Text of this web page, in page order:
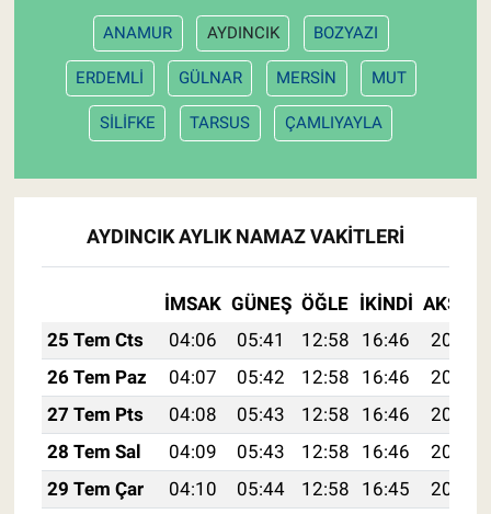
ANAMUR AYDINCIK BOZYAZI
ERDEMLİ GÜLNAR MERSİN MUT
SİLİFKE TARSUS ÇAMLIYAYLA
AYDINCIK AYLIK NAMAZ VAKITLERI
İMSAK GÜNEŞ ÖĞLE İKINDI AKŞAM
25 Tem Cts
04:06 05:41 12:58 16:46
20:05
26 Tem Paz
04:07 05:42 12:58 16:46
20:05
27 Tem Pts
04:08 05:43 12:58 16:46
20:04
28 Tem Sal
04:09 05:43 12:58 16:46
20:03
29 Tem Çar
04:10 05:44 12:58 16:45
20:02